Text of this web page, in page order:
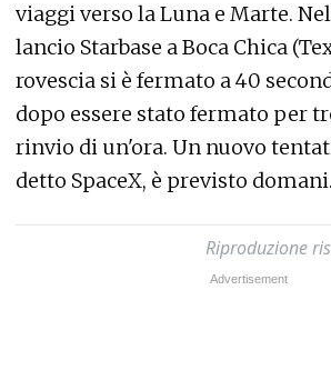
viaggi verso la Luna e Marte.
lancio Starbase a Boca Chica
rovescia si è fermato a 40
dopo essere stato fermato per
rinvio di un'ora. Un nuovo
detto SpaceX, è previsto
Riproduzione